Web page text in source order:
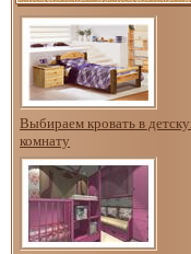
Выбираем кровать в
комнату